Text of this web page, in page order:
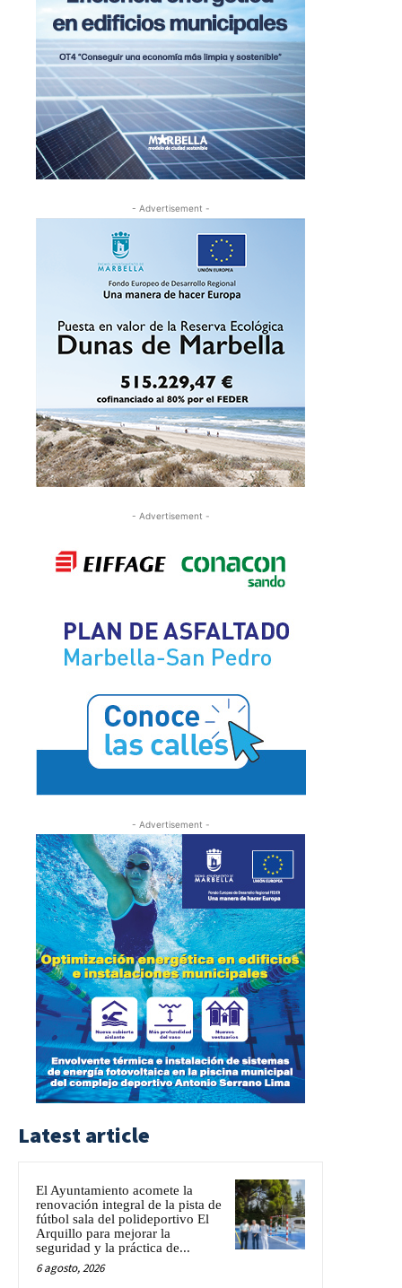
- Advertisement -
- Advertisement -
- Advertisement -
Latest article
El Ayuntamiento acomete la
renovación integral de la pista de
fútbol sala del polideportivo El
Arquillo para mejorar la
seguridad y la práctica de...
6 agosto, 2026